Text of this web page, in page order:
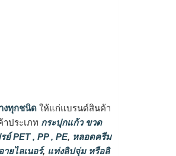
งทุกชนิด ให้แก่แบรนด์สินค้า
ประเภท กระปุกแก้ว ขวด
ย์ PET , PP , PE, หลอดครีม
ยไลเนอร์, แท่งลิปจุ่ม หรือลิ